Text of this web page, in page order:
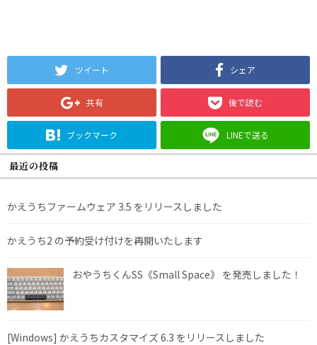
ツイート シェア
共有 後で読む
ブックマーク LINEで送る
最近の投稿
かえうちファームウェア 3.5 をリリースしました
かえうち2 の予約受け付けを再開いたします
おやうちくんSS《Small Space》 を発売しました！
[Windows] かえうちカスタマイズ 6.3 をリリースしました